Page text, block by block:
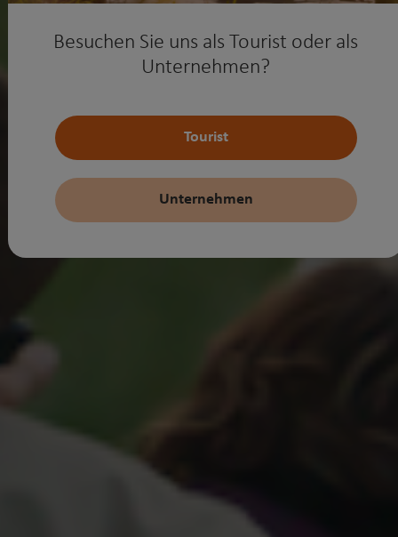
Besuchen Sie uns als Tourist oder als
Unternehmen?
Tourist
Unternehmen